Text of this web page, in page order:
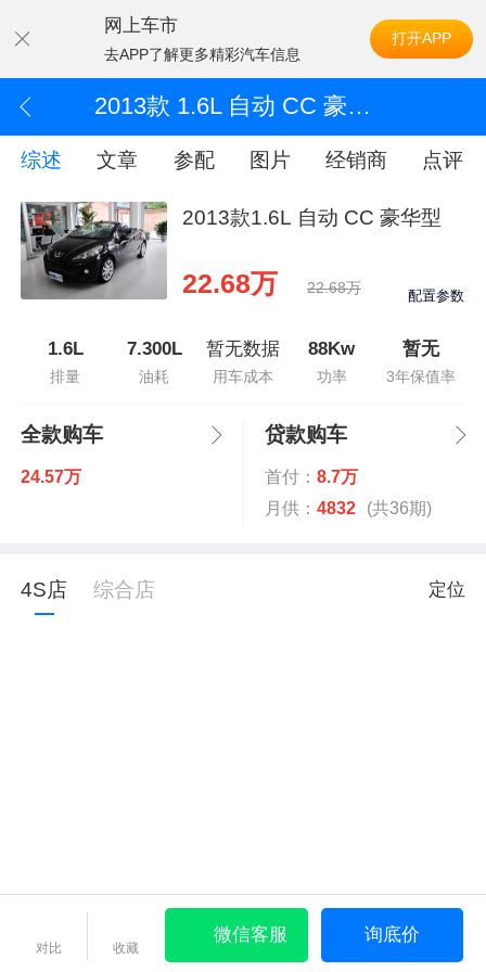
网上车市
去APP了解更多精彩汽车信息
打开APP
2013款 1.6L 自动 CC 豪华型
综述 文章 参配 图片 经销商 点评
2013款1.6L 自动 CC 豪华型
22.68万 22.68万 配置参数
1.6L
排量
7.300L
油耗
暂无数据
用车成本
88Kw
功率
暂无
3年保值率
全款购车
24.57万
贷款购车
首付： 8.7万
月供： 4832 (共36期)
4S店 综合店 定位
对比 收藏
微信客服 询底价